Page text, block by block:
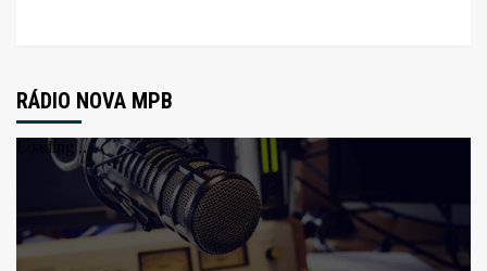
RÁDIO NOVA MPB